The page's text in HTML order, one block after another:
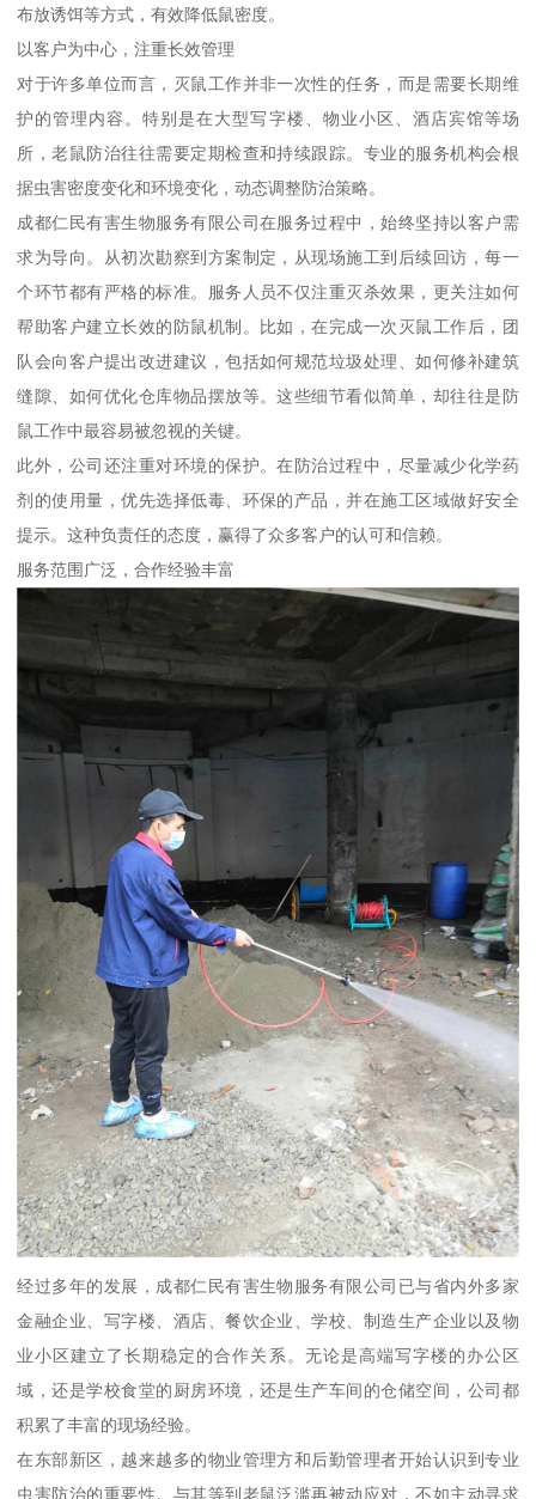
布放诱饵等方式，有效降低鼠密度。
以客户为中心，注重长效管理
对于许多单位而言，灭鼠工作并非一次性的任务，而是需要长期维
护的管理内容。特别是在大型写字楼、物业小区、酒店宾馆等场
所，老鼠防治往往需要定期检查和持续跟踪。专业的服务机构会根
据虫害密度变化和环境变化，动态调整防治策略。
成都仁民有害生物服务有限公司在服务过程中，始终坚持以客户需
求为导向。从初次勘察到方案制定，从现场施工到后续回访，每一
个环节都有严格的标准。服务人员不仅注重灭杀效果，更关注如何
帮助客户建立长效的防鼠机制。比如，在完成一次灭鼠工作后，团
队会向客户提出改进建议，包括如何规范垃圾处理、如何修补建筑
缝隙、如何优化仓库物品摆放等。这些细节看似简单，却往往是防
鼠工作中最容易被忽视的关键。
此外，公司还注重对环境的保护。在防治过程中，尽量减少化学药
剂的使用量，优先选择低毒、环保的产品，并在施工区域做好安全
提示。这种负责任的态度，赢得了众多客户的认可和信赖。
服务范围广泛，合作经验丰富
经过多年的发展，成都仁民有害生物服务有限公司已与省内外多家
金融企业、写字楼、酒店、餐饮企业、学校、制造生产企业以及物
业小区建立了长期稳定的合作关系。无论是高端写字楼的办公区
域，还是学校食堂的厨房环境，还是生产车间的仓储空间，公司都
积累了丰富的现场经验。
在东部新区，越来越多的物业管理方和后勤管理者开始认识到专业
虫害防治的重要性。与其等到老鼠泛滥再被动应对，不如主动寻求